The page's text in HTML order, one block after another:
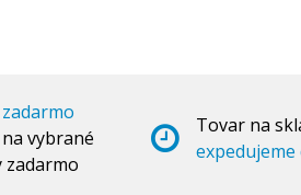
vybrané
Tovar na
expedujeme